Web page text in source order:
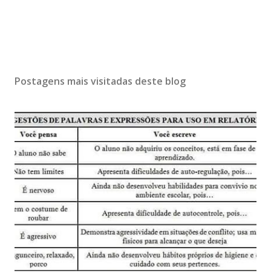
Postagens mais visitadas deste blog